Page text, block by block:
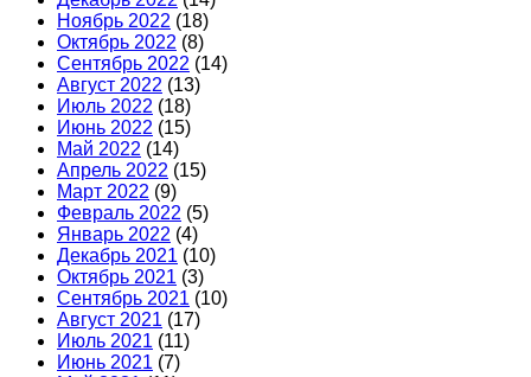
Ноябрь 2022 (18)
Октябрь 2022 (8)
Сентябрь 2022 (14)
Август 2022 (13)
Июль 2022 (18)
Июнь 2022 (15)
Май 2022 (14)
Апрель 2022 (15)
Март 2022 (9)
Февраль 2022 (5)
Январь 2022 (4)
Декабрь 2021 (10)
Октябрь 2021 (3)
Сентябрь 2021 (10)
Август 2021 (17)
Июль 2021 (11)
Июнь 2021 (7)